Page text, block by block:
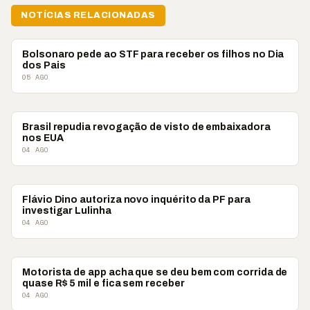
NOTÍCIAS RELACIONADAS
BRASIL
Bolsonaro pede ao STF para receber os filhos no Dia
dos Pais
05 AGO
BRASIL
Brasil repudia revogação de visto de embaixadora
nos EUA
04 AGO
BRASIL
Flávio Dino autoriza novo inquérito da PF para
investigar Lulinha
04 AGO
BRASIL
Motorista de app acha que se deu bem com corrida de
quase R$ 5 mil e fica sem receber
04 AGO